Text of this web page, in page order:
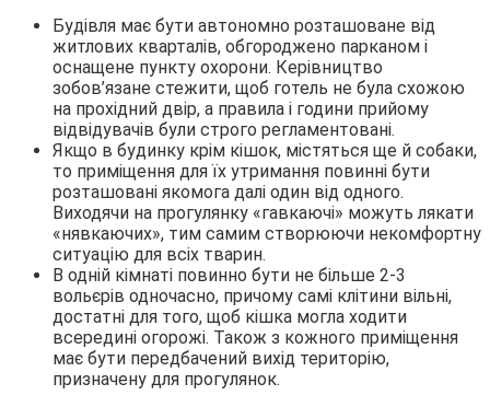
Будівля має бути автономно розташоване від
житлових кварталів, обгороджено парканом і
оснащене пункту охорони. Керівництво
зобов’язане стежити, щоб готель не була схожою
на прохідний двір, а правила і години прийому
відвідувачів були строго регламентовані.
Якщо в будинку крім кішок, містяться ще й собаки,
то приміщення для їх утримання повинні бути
розташовані якомога далі один від одного.
Виходячи на прогулянку «гавкаючі» можуть лякати
«нявкаючих», тим самим створюючи некомфортну
ситуацію для всіх тварин.
В одній кімнаті повинно бути не більше 2-3
вольєрів одночасно, причому самі клітини вільні,
достатні для того, щоб кішка могла ходити
всередині огорожі. Також з кожного приміщення
має бути передбачений вихід територію,
призначену для прогулянок.